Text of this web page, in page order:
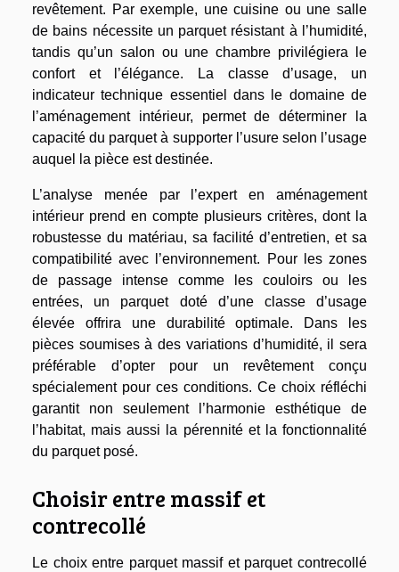
revêtement. Par exemple, une cuisine ou une salle
de bains nécessite un parquet résistant à l’humidité,
tandis qu’un salon ou une chambre privilégiera le
confort et l’élégance. La classe d’usage, un
indicateur technique essentiel dans le domaine de
l’aménagement intérieur, permet de déterminer la
capacité du parquet à supporter l’usure selon l’usage
auquel la pièce est destinée.
L’analyse menée par l’expert en aménagement
intérieur prend en compte plusieurs critères, dont la
robustesse du matériau, sa facilité d’entretien, et sa
compatibilité avec l’environnement. Pour les zones
de passage intense comme les couloirs ou les
entrées, un parquet doté d’une classe d’usage
élevée offrira une durabilité optimale. Dans les
pièces soumises à des variations d’humidité, il sera
préférable d’opter pour un revêtement conçu
spécialement pour ces conditions. Ce choix réfléchi
garantit non seulement l’harmonie esthétique de
l’habitat, mais aussi la pérennité et la fonctionnalité
du parquet posé.
Choisir entre massif et
contrecollé
Le choix entre parquet massif et parquet contrecollé